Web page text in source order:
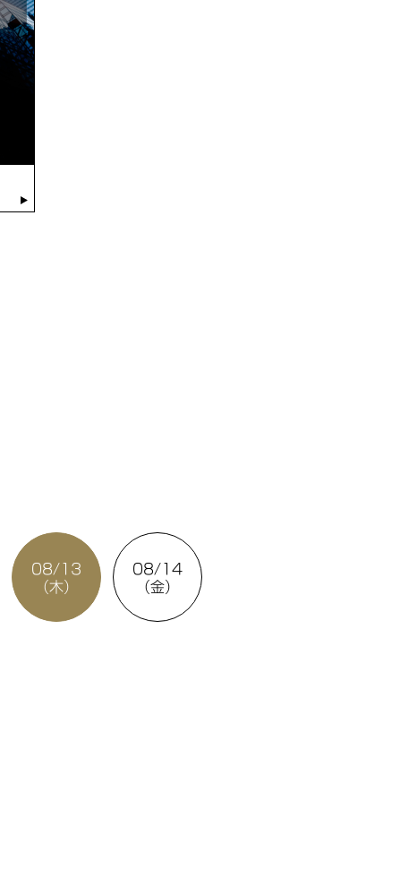
08/13
（木）
08/14
（金）